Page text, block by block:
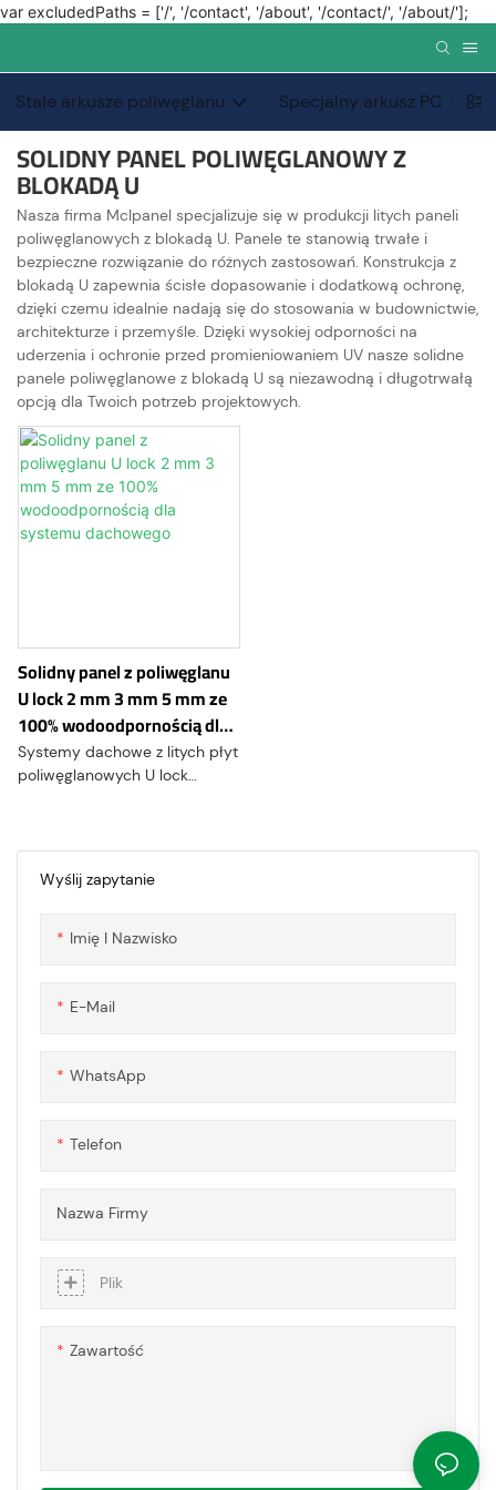
var excludedPaths = ['/', '/contact', '/about', '/contact/', '/about/'];
Stałe arkusze poliwęglanu Specjalny arkusz PC
SOLIDNY PANEL POLIWĘGLANOWY Z
BLOKADĄ U
Nasza firma Mclpanel specjalizuje się w produkcji litych paneli
poliwęglanowych z blokadą U. Panele te stanowią trwałe i
bezpieczne rozwiązanie do różnych zastosowań. Konstrukcja z
blokadą U zapewnia ścisłe dopasowanie i dodatkową ochronę,
dzięki czemu idealnie nadają się do stosowania w budownictwie,
architekturze i przemyśle. Dzięki wysokiej odporności na
uderzenia i ochronie przed promieniowaniem UV nasze solidne
panele poliwęglanowe z blokadą U są niezawodną i długotrwałą
opcją dla Twoich potrzeb projektowych.
Wyślij zapytanie
Imię I Nazwisko
E-Mail
WhatsApp
Telefon
Nazwa Firmy
Plik
Zawartość
Solidny panel z poliwęglanu
U lock 2 mm 3 mm 5 mm ze
100% wodoodpornością dla
systemu dachowego
Systemy dachowe z litych płyt
poliwęglanowych U lock
zakres zastosowań. Te
budowlane łączą w sobie
ryglującym, oferując
potrzeb konstrukcyjnych i